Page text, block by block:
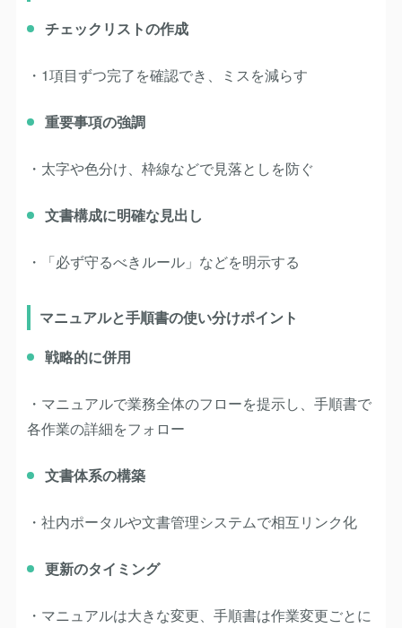
チェックリストの作成
・1項目ずつ完了を確認でき、ミスを減らす
重要事項の強調
・太字や色分け、枠線などで見落としを防ぐ
文書構成に明確な見出し
・「必ず守るべきルール」などを明示する
マニュアルと手順書の使い分けポイント
戦略的に併用
・マニュアルで業務全体のフローを提示し、手順書で
各作業の詳細をフォロー
文書体系の構築
・社内ポータルや文書管理システムで相互リンク化
更新のタイミング
・マニュアルは大きな変更、手順書は作業変更ごとに